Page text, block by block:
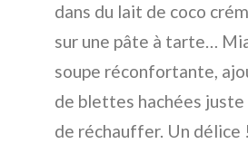
dans du lait de coco
sur une pâte à tarte…
soupe réconfortante,
de blettes hachées
de réchauffer. Un délice !